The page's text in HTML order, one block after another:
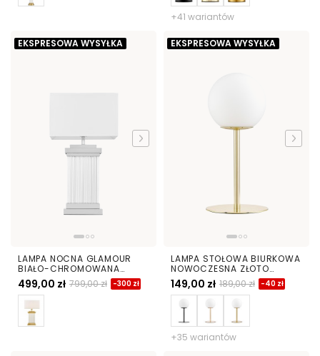
+41 wariantów
EKSPRESOWA WYSYŁKA
LAMPA NOCNA GLAMOUR
BIAŁO-CHROMOWANA
DAVOS
499,00 zł 799,00 zł -300 zł
EKSPRESOWA WYSYŁKA
LAMPA STOŁOWA BIURKOWA
NOWOCZESNA ZŁOTO
KLASYCZNE BIAŁA KULA
FREDICA
149,00 zł 189,00 zł -40 zł
+35 wariantów